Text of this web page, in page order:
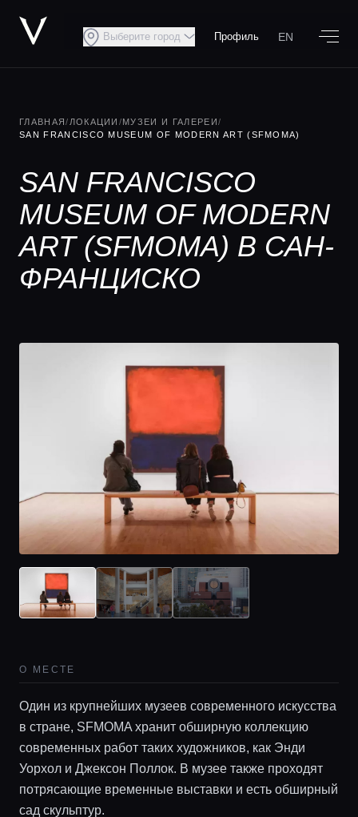
Выберите город Профиль EN
ГЛАВНАЯ/ ЛОКАЦИИ /МУЗЕИ И ГАЛЕРЕИ/
SAN FRANCISCO MUSEUM OF MODERN ART (SFMOMA)
SAN FRANCISCO
MUSEUM OF MODERN
ART (SFMOMA) В САН-
ФРАНЦИСКО
О МЕСТЕ
Один из крупнейших музеев современного искусства
в стране, SFMOMA хранит обширную коллекцию
современных работ таких художников, как Энди
Уорхол и Джексон Поллок. В музее также проходят
потрясающие временные выставки и есть обширный
сад скульптур.